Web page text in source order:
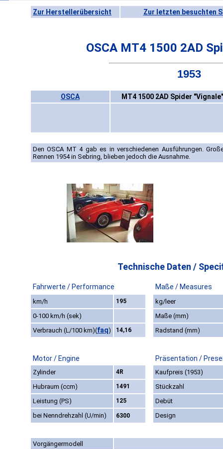
Zur Herstellerübersicht Zur letzten besuchten
OSCA MT4 1500 2AD
1953
OSCA MT4 1500 2AD Spider
Den OSCA MT 4 gab es in verschiedenen Ausführungen.
Rennen 1954 in Sebring, blieben jedoch die Ausnahme.
Technische Daten /
Fahrwerte / Performance Maße / Measures
km/h 195
kg/leer
0-100 km/h (sek)
Maße (mm)
Verbrauch (L/100 km)(faq) 14,16 Radstand (mm)
Motor / Engine Präsentation /
Zylinder 4R
Kaufpreis (1953)
Hubraum (ccm)
1491
Stückzahl
Leistung (PS)
125
Debüt
bei Nenndrehzahl (U/min)
6300 Design
Vorgängermodell